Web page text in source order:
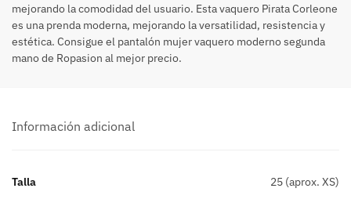
mejorando la comodidad del usuario. Esta vaquero Pirata Corleone
es una prenda moderna, mejorando la versatilidad, resistencia y
estética. Consigue el pantalón mujer vaquero moderno segunda
mano de Ropasion al mejor precio.
Información adicional
Talla 25 (aprox. XS)